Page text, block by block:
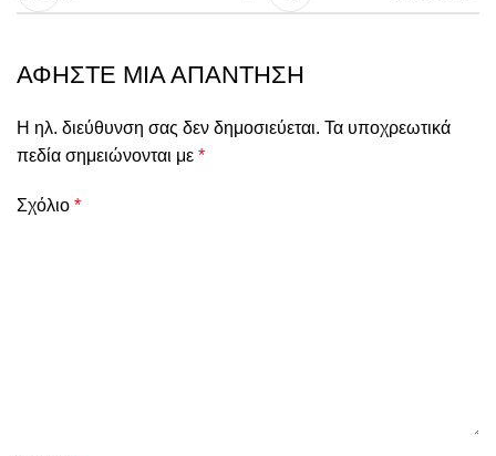
ΑΦΉΣΤΕ ΜΙΑ ΑΠΆΝΤΗΣΗ
Η ηλ. διεύθυνση σας δεν δημοσιεύεται. Τα υποχρεωτικά
πεδία σημειώνονται με *
Σχόλιο *